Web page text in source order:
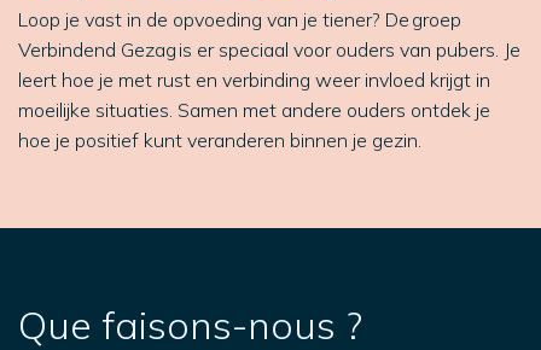
Loop je vast in de opvoeding van je tiener? De groep
Verbindend Gezag is er speciaal voor ouders van pubers. Je
leert hoe je met rust en verbinding weer invloed krijgt in
moeilijke situaties. Samen met andere ouders ontdek je
hoe je positief kunt veranderen binnen je gezin.
Que faisons-nous ?